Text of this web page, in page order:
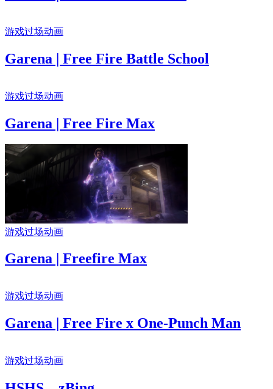
游戏过场动画
Garena | Free Fire Battle School
游戏过场动画
Garena | Free Fire Max
游戏过场动画
Garena | Freefire Max
游戏过场动画
Garena | Free Fire x One-Punch Man
游戏过场动画